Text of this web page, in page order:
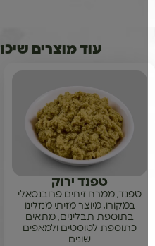
עוד מוצרים
טפנד ירוק
טפנד, ממרח זיתים פרובנסאלי
במקורו, מיוצר מזיתי מנזלינו
בתוספת תבלינים, מתאים
כתוספת לטוסטים ולמאפים
שונים